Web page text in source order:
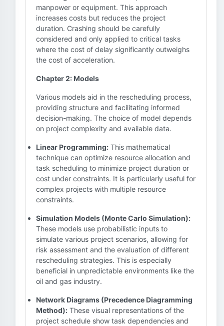
manpower or equipment. This approach
increases costs but reduces the project
duration. Crashing should be carefully
considered and only applied to critical tasks
where the cost of delay significantly outweighs
the cost of acceleration.
Chapter 2: Models
Various models aid in the rescheduling process,
providing structure and facilitating informed
decision-making. The choice of model depends
on project complexity and available data.
Linear Programming: This mathematical
technique can optimize resource allocation and
task scheduling to minimize project duration or
cost under constraints. It is particularly useful for
complex projects with multiple resource
constraints.
Simulation Models (Monte Carlo Simulation):
These models use probabilistic inputs to
simulate various project scenarios, allowing for
risk assessment and the evaluation of different
rescheduling strategies. This is especially
beneficial in unpredictable environments like the
oil and gas industry.
Network Diagrams (Precedence Diagramming
Method): These visual representations of the
project schedule show task dependencies and